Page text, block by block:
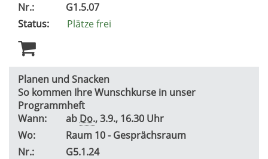
Nr.:
G1.5.07
Status:
Plätze frei
Planen und Snacken
So kommen Ihre Wunschkurse in unser
Programmheft
Wann:
ab Do., 3.9., 16.30 Uhr
Wo:
Raum 10 - Gesprächsraum
Nr.:
G5.1.24